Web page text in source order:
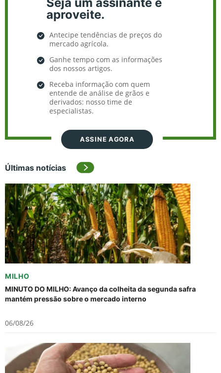
aproveite.
Antecipe tendências de preços do
mercado agrícola.
Ganhe tempo com as informações
dos nossos artigos.
Receba informação com quem
entende de análise de grãos e
derivados: nosso time de
especialistas.
ASSINE AGORA
Últimas notícias
MILHO
MINUTO DO MILHO: Avanço da colheita da segunda safra
mantém pressão sobre o mercado interno
06/08/26